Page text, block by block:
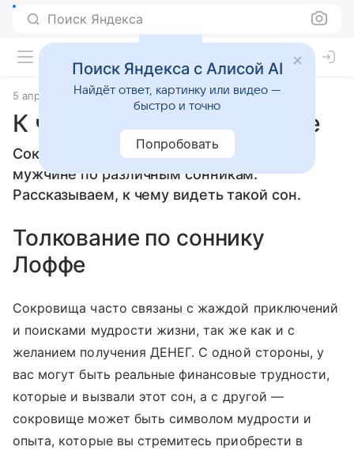
Поиск Яндекса
5 апреля 2010 Сонники
К чему снится Сокровище
Сокровище: толкование сна женщине или
мужчине по различным сонникам.
Рассказываем, к чему видеть такой сон.
Толкование по соннику
Лоффе
Сокровища часто связаны с жаждой приключений
и поисками мудрости жизни, так же как и с
желанием получения ДЕНЕГ. С одной стороны, у
вас могут быть реальные финансовые трудности,
которые и вызвали этот сон, а с другой —
сокровище может быть символом мудрости и
опыта, которые вы стремитесь приобрести в
Поиск Яндекса с Алисой AI
Найдёт ответ, картинку или видео —
быстро и точно
Попробовать